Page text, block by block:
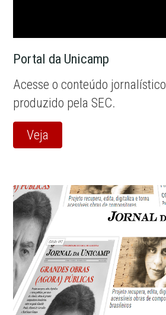
Portal da Unicamp
Acesse o conteúdo jornalístico
produzido pela SEC.
Veja